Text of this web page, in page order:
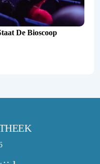
De Bioscoop